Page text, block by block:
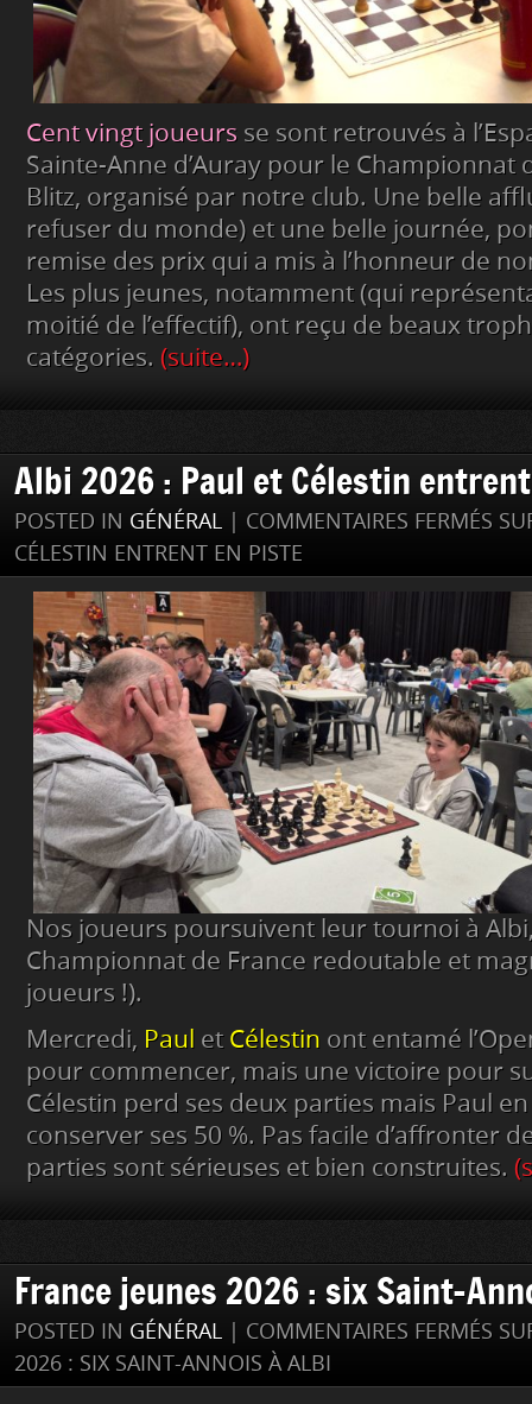
Cent vingt joueurs se sont retrouvés à
Sainte-Anne d’Auray pour le Championnat
Blitz, organisé par notre club. Une belle
refuser du monde) et une belle journée,
remise des prix qui a mis à l’honneur de
Les plus jeunes, notamment (qui
moitié de l’effectif), ont reçu de beaux
catégories. (suite…)
Albi 2026 : Paul et Célestin
POSTED IN GÉNÉRAL COMMENTAIRES FERMÉS
CÉLESTIN ENTRENT EN PISTE
Nos joueurs poursuivent leur tournoi à
Championnat de France redoutable et
joueurs !).
Mercredi, Paul et Célestin ont entamé
pour commencer, mais une victoire pour
Célestin perd ses deux parties mais Paul
conserver ses 50 %. Pas facile d’affronter
parties sont sérieuses et bien construites.
France jeunes 2026 : six Saint-
POSTED IN GÉNÉRAL COMMENTAIRES FERMÉS
2026 : SIX SAINT-ANNOIS À ALBI